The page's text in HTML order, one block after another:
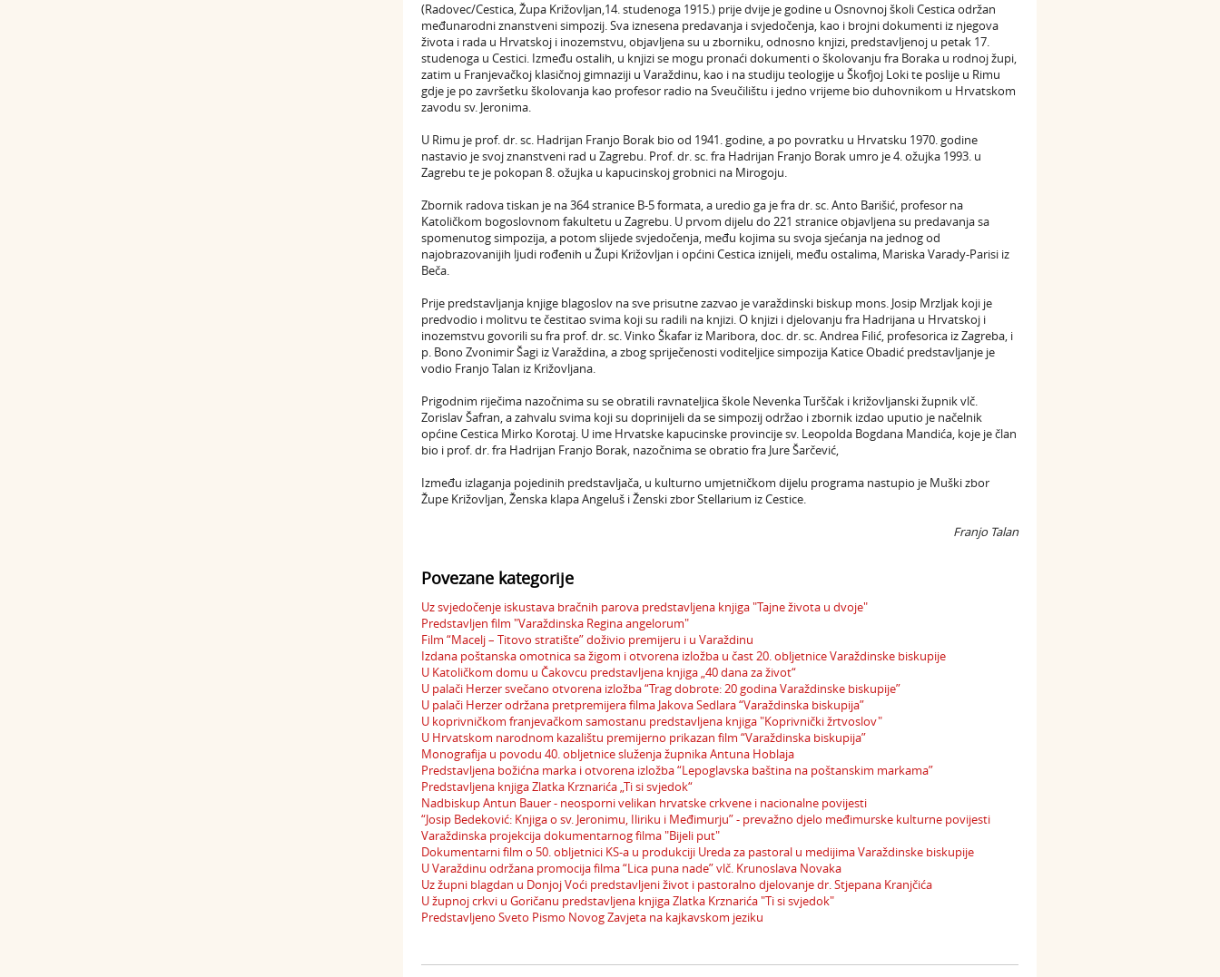
(Radovec/Cestica, Župa Križovljan,14. studenoga 1915.) prije dvije je godine u Osnovnoj školi Cestica održan
međunarodni znanstveni simpozij. Sva iznesena predavanja i svjedočenja, kao i brojni dokumenti iz njegova
života i rada u Hrvatskoj i inozemstvu, objavljena su u zborniku, odnosno knjizi, predstavljenoj u petak 17.
studenoga u Cestici. Između ostalih, u knjizi se mogu pronaći dokumenti o školovanju fra Boraka u rodnoj župi,
zatim u Franjevačkoj klasičnoj gimnaziji u Varaždinu, kao i na studiju teologije u Škofjoj Loki te poslije u Rimu
gdje je po završetku školovanja kao profesor radio na Sveučilištu i jedno vrijeme bio duhovnikom u Hrvatskom
zavodu sv. Jeronima.
U Rimu je prof. dr. sc. Hadrijan Franjo Borak bio od 1941. godine, a po povratku u Hrvatsku 1970. godine
nastavio je svoj znanstveni rad u Zagrebu. Prof. dr. sc. fra Hadrijan Franjo Borak umro je 4. ožujka 1993. u
Zagrebu te je pokopan 8. ožujka u kapucinskoj grobnici na Mirogoju.
Zbornik radova tiskan je na 364 stranice B-5 formata, a uredio ga je fra dr. sc. Anto Barišić, profesor na
Katoličkom bogoslovnom fakultetu u Zagrebu. U prvom dijelu do 221 stranice objavljena su predavanja sa
spomenutog simpozija, a potom slijede svjedočenja, među kojima su svoja sjećanja na jednog od
najobrazovanijih ljudi rođenih u Župi Križovljan i općini Cestica iznijeli, među ostalima, Mariska Varady-Parisi iz
Beča.
Prije predstavljanja knjige blagoslov na sve prisutne zazvao je varaždinski biskup mons. Josip Mrzljak koji je
predvodio i molitvu te čestitao svima koji su radili na knjizi. O knjizi i djelovanju fra Hadrijana u Hrvatskoj i
inozemstvu govorili su fra prof. dr. sc. Vinko Škafar iz Maribora, doc. dr. sc. Andrea Filić, profesorica iz Zagreba, i
p. Bono Zvonimir Šagi iz Varaždina, a zbog spriječenosti voditeljice simpozija Katice Obadić predstavljanje je
vodio Franjo Talan iz Križovljana.
Prigodnim riječima nazočnima su se obratili ravnateljica škole Nevenka Turščak i križovljanski župnik vlč.
Zorislav Šafran, a zahvalu svima koji su doprinijeli da se simpozij održao i zbornik izdao uputio je načelnik
općine Cestica Mirko Korotaj. U ime Hrvatske kapucinske provincije sv. Leopolda Bogdana Mandića, koje je član
bio i prof. dr. fra Hadrijan Franjo Borak, nazočnima se obratio fra Jure Šarčević,
Između izlaganja pojedinih predstavljača, u kulturno umjetničkom dijelu programa nastupio je Muški zbor
Župe Križovljan, Ženska klapa Angeluš i Ženski zbor Stellarium iz Cestice.
Franjo Talan
Povezane kategorije
Uz svjedočenje iskustava bračnih parova predstavljena knjiga "Tajne života u dvoje"
Predstavljen film "Varaždinska Regina angelorum"
Film “Macelj – Titovo stratište” doživio premijeru i u Varaždinu
Izdana poštanska omotnica sa žigom i otvorena izložba u čast 20. obljetnice Varaždinske biskupije
U Katoličkom domu u Čakovcu predstavljena knjiga „40 dana za život“
U palači Herzer svečano otvorena izložba “Trag dobrote: 20 godina Varaždinske biskupije”
U palači Herzer održana pretpremijera filma Jakova Sedlara “Varaždinska biskupija”
U koprivničkom franjevačkom samostanu predstavljena knjiga "Koprivnički žrtvoslov"
U Hrvatskom narodnom kazalištu premijerno prikazan film “Varaždinska biskupija”
Monografija u povodu 40. obljetnice služenja župnika Antuna Hoblaja
Predstavljena božićna marka i otvorena izložba “Lepoglavska baština na poštanskim markama”
Predstavljena knjiga Zlatka Krznarića „Ti si svjedok“
Nadbiskup Antun Bauer - neosporni velikan hrvatske crkvene i nacionalne povijesti
“Josip Bedeković: Knjiga o sv. Jeronimu, Iliriku i Međimurju” - prevažno djelo međimurske kulturne povijesti
Varaždinska projekcija dokumentarnog filma "Bijeli put"
Dokumentarni film o 50. obljetnici KS-a u produkciji Ureda za pastoral u medijima Varaždinske biskupije
U Varaždinu održana promocija filma “Lica puna nade” vlč. Krunoslava Novaka
Uz župni blagdan u Donjoj Voći predstavljeni život i pastoralno djelovanje dr. Stjepana Kranjčića
U župnoj crkvi u Goričanu predstavljena knjiga Zlatka Krznarića "Ti si svjedok"
Predstavljeno Sveto Pismo Novog Zavjeta na kajkavskom jeziku